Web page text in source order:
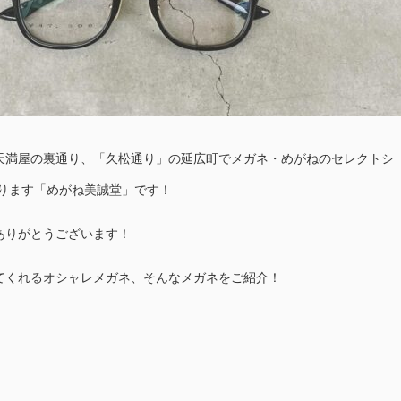
屋の裏通り、「久松通り」の延広町でメガネ・めがねのセレクトシ
ます「めがね美誠堂」です！
がとうございます！
れるオシャレメガネ、そんなメガネをご紹介！